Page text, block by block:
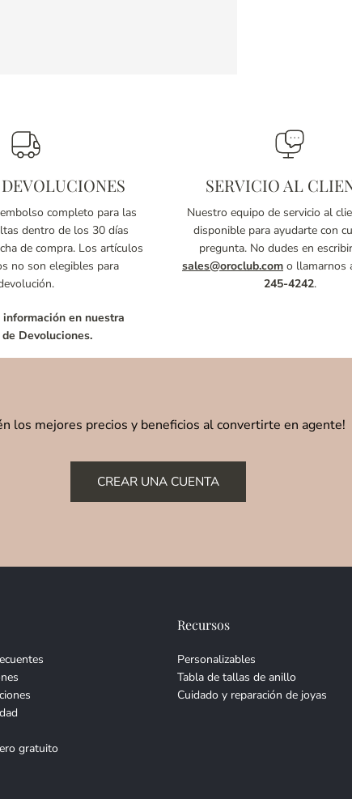
completo para las
dentro de los 30 días
de compra. Los artículos
no son elegibles para
en nuestra
Devoluciones.
SERVICIO AL
Nuestro equipo de servicio al
disponible para ayudarte con
pregunta. No dudes en
sales@oroclub.com o llamarnos
245-4242.
los mejores precios y beneficios al convertirte en agente!
CREAR UNA CUENTA
gratuito
Recursos
Personalizables
Tabla de tallas de anillo
Cuidado y reparación de joyas